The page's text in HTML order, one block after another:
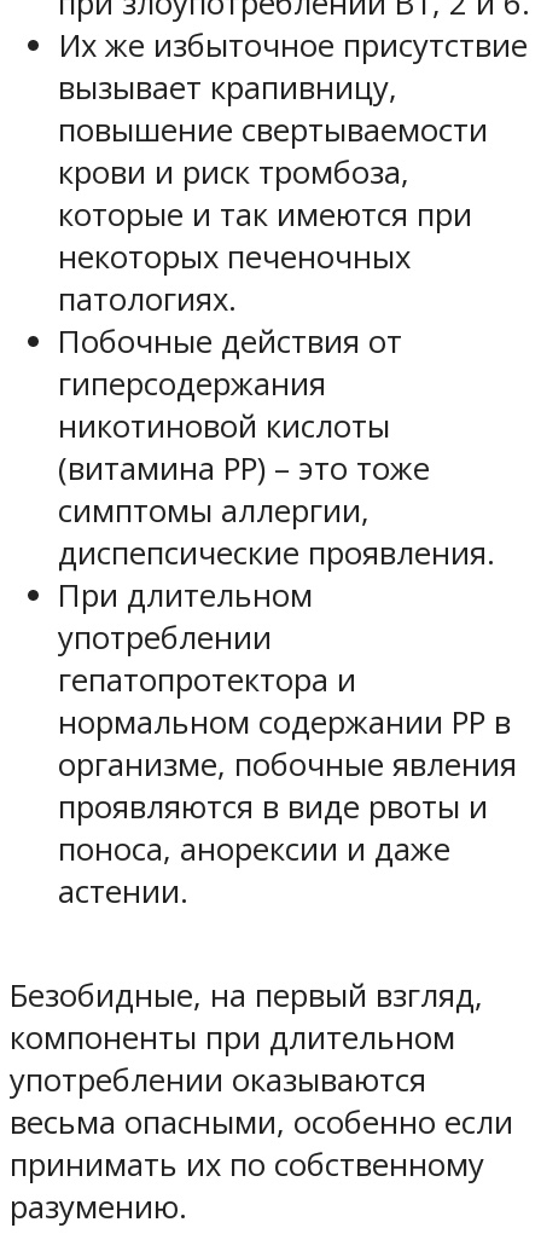
Их же избыточное присутствие
вызывает крапивницу,
повышение свертываемости
крови и риск тромбоза,
которые и так имеются при
некоторых печеночных
патологиях.
Побочные действия от
гиперсодержания
никотиновой кислоты
(витамина РР) – это тоже
симптомы аллергии,
диспепсические проявления.
При длительном
употреблении
гепатопротектора и
нормальном содержании РР в
организме, побочные явления
проявляются в виде рвоты и
поноса, анорексии и даже
астении.
Безобидные, на первый взгляд,
компоненты при длительном
употреблении оказываются
весьма опасными, особенно если
принимать их по собственному
разумению.